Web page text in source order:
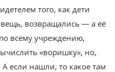
того, как дети
возвращались — а её
всему учреждению,
«воришку», но,
А если нашли, то какое там